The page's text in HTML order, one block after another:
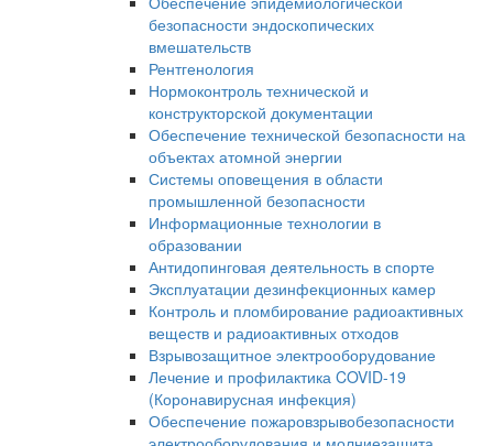
безопасности эндоскопических
вмешательств
Рентгенология
Нормоконтроль технической и
конструкторской документации
Обеспечение технической безопасности на
объектах атомной энергии
Системы оповещения в области
промышленной безопасности
Информационные технологии в
образовании
Антидопинговая деятельность в спорте
Эксплуатации дезинфекционных камер
Контроль и пломбирование радиоактивных
веществ и радиоактивных отходов
Взрывозащитное электрооборудование
Лечение и профилактика COVID-19
(Коронавирусная инфекция)
Обеспечение пожаровзрывобезопасности